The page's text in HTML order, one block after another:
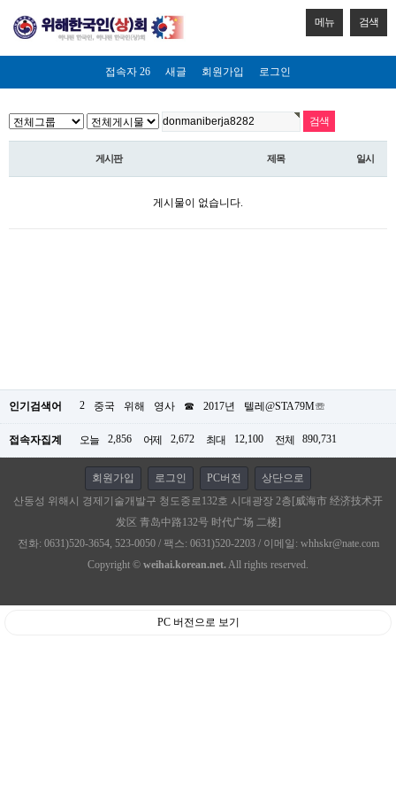
메뉴 검색
접속자 26 새글 회원가입 로그인
게시판 제목 일시
게시물이 없습니다.
인기검색어 2 중국 위해 영사 ☎ 2017년 텔레@STA79M☏
접속자집계 오늘 2,856 어제 2,672 최대 12,100 전체 890,731
회원가입 로그인 PC버전
상단으로
산동성 위해시 경제기술개발구 청도중로132호 시대광장 2층[威海市 经济技术开
发区 青岛中路132号 时代广场 二楼]
전화: 0631)520-3654, 523-0050 / 팩스: 0631)520-2203 / 이메일: whhskr@nate.com
Copyright © weihai.korean.net.All rights reserved.
PC 버전으로 보기